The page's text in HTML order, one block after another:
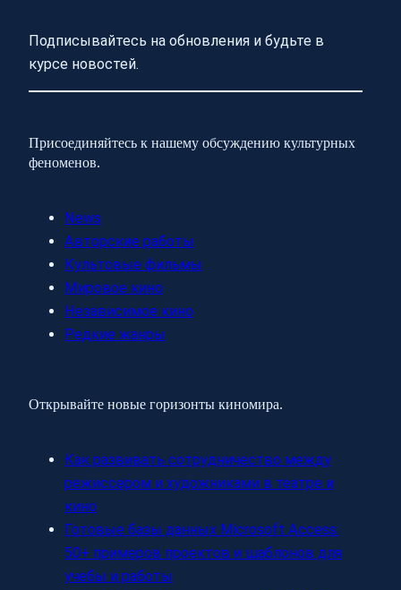
Подписывайтесь на обновления и будьте в
курсе новостей.
Присоединяйтесь к нашему обсуждению культурных
феноменов.
News
Авторские работы
Культовые фильмы
Мировое кино
Независимое кино
Редкие жанры
Открывайте новые горизонты киномира.
Как развивать сотрудничество между
режиссером и художниками в театре и
кино
Готовые базы данных Microsoft Access:
50+ примеров проектов и шаблонов для
учебы и работы